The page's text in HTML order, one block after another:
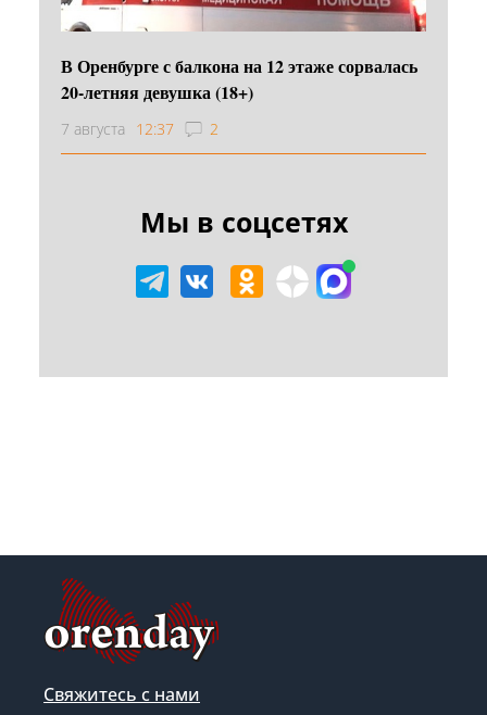
В Оренбурге с балкона на 12 этаже сорвалась
20-летняя девушка (18+)
7 августа 12:37 2
Мы в соцсетях
Свяжитесь с нами